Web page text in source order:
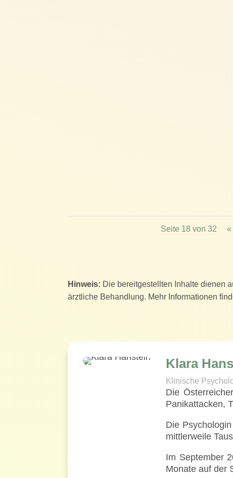
Seite 18 von 32 «
Hinweis: Die bereitgestellten Inhalte dienen
ärztliche Behandlung. Mehr Informationen
Klara
Klinische
Die
Panikattacken,
Die
mittlerweile
Im September
Monate auf der